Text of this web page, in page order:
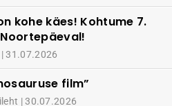
kohe käes! Kohtume 7.
31.07.2026
film”
30.07.2026